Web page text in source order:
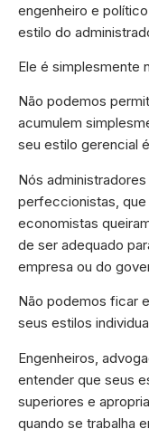
engenheiro e
estilo do
Ele é simplesmente
Não podemos
acumulem
seu estilo gerencial
Nós
perfeccionistas,
economistas
de ser adequado
empresa ou do
Não podemos ficar
seus estilos
Engenheiros,
entender que seus
superiores e
quando se trabalha